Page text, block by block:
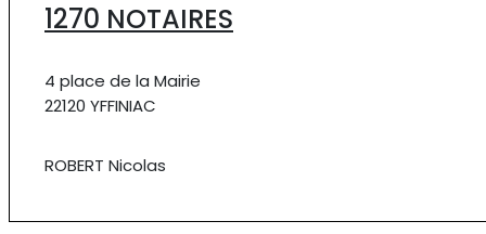
1270 NOTAIRES
4 place de la Mairie
22120 YFFINIAC
ROBERT Nicolas